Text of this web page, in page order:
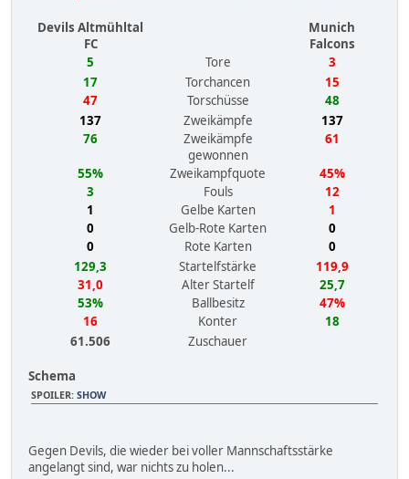
Devils Altmühltal
FC
Munich
Falcons
5
Tore
3
17
Torchancen
15
47
Torschüsse
48
137
Zweikämpfe
137
76
Zweikämpfe
gewonnen
61
55% Zweikampfquote
45%
3
Fouls
12
1
Gelbe Karten
1
0
Gelb-Rote Karten
0
0
Rote Karten
0
129,3
Startelfstärke
119,9
31,0
Alter Startelf
25,7
53%
Ballbesitz
47%
16
Konter
18
61.506
Zuschauer
Schema
SPOILER: SHOW
Gegen Devils, die wieder bei voller Mannschaftsstärke
angelangt sind, war nichts zu holen...